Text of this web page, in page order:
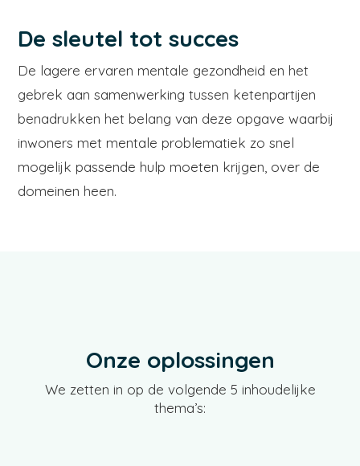
De sleutel tot succes
De lagere ervaren mentale gezondheid en het
gebrek aan samenwerking tussen ketenpartijen
benadrukken het belang van deze opgave waarbij
inwoners met mentale problematiek zo snel
mogelijk passende hulp moeten krijgen, over de
domeinen heen.
Onze oplossingen
We zetten in op de volgende 5 inhoudelijke
thema’s: